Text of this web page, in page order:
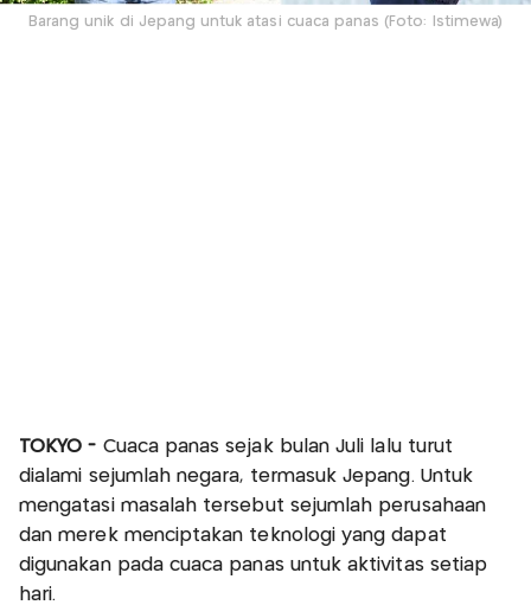
Barang unik di Jepang untuk atasi cuaca panas (Foto: Istimewa)
TOKYO - Cuaca panas sejak bulan Juli lalu turut
dialami sejumlah negara, termasuk Jepang. Untuk
mengatasi masalah tersebut sejumlah perusahaan
dan merek menciptakan teknologi yang dapat
digunakan pada cuaca panas untuk aktivitas setiap
hari.